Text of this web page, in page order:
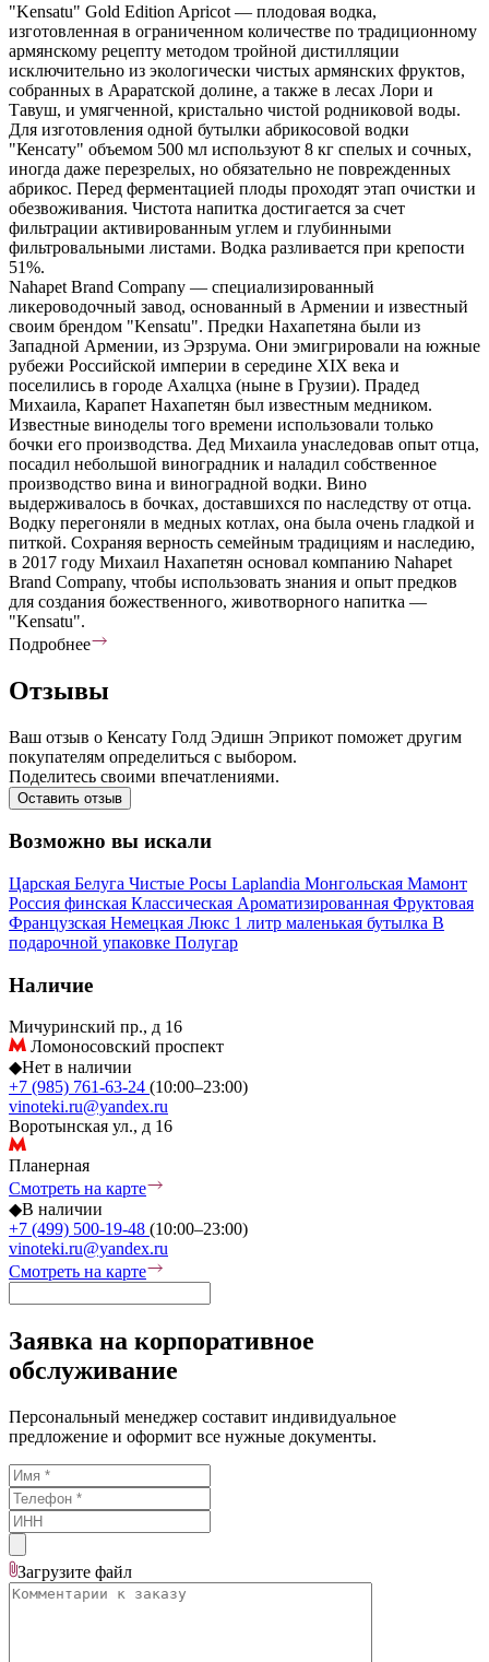
"Kensatu" Gold Edition Apricot — плодовая водка,
изготовленная в ограниченном количестве по традиционному
армянскому рецепту методом тройной дистилляции
исключительно из экологически чистых армянских фруктов,
собранных в Араратской долине, а также в лесах Лори и
Тавуш, и умягченной, кристально чистой родниковой воды.
Для изготовления одной бутылки абрикосовой водки
"Кенсату" объемом 500 мл используют 8 кг спелых и сочных,
иногда даже перезрелых, но обязательно не поврежденных
абрикос. Перед ферментацией плоды проходят этап очистки и
обезвоживания. Чистота напитка достигается за счет
фильтрации активированным углем и глубинными
фильтровальными листами. Водка разливается при крепости
51%.
Nahapet Brand Company — специализированный
ликероводочный завод, основанный в Армении и известный
своим брендом "Kensatu". Предки Нахапетяна были из
Западной Армении, из Эрзрума. Они эмигрировали на южные
рубежи Российской империи в середине XIX века и
поселились в городе Ахалцха (ныне в Грузии). Прадед
Михаила, Карапет Нахапетян был известным медником.
Известные виноделы того времени использовали только
бочки его производства. Дед Михаила унаследовав опыт отца,
посадил небольшой виноградник и наладил собственное
производство вина и виноградной водки. Вино
выдерживалось в бочках, доставшихся по наследству от отца.
Водку перегоняли в медных котлах, она была очень гладкой и
питкой. Сохраняя верность семейным традициям и наследию,
в 2017 году Михаил Нахапетян основал компанию Nahapet
Brand Company, чтобы использовать знания и опыт предков
для создания божественного, животворного напитка —
"Kensatu".
Подробнее
Отзывы
Ваш отзыв о Кенсату Голд Эдишн Эприкот поможет другим
покупателям определиться с выбором.
Поделитесь своими впечатлениями.
Оставить отзыв
Возможно вы искали
Царская Белуга Чистые Росы Laplandia Монгольская Мамонт
Россия финская Классическая Ароматизированная Фруктовая
Французская Немецкая Люкс 1 литр маленькая бутылка В
подарочной упаковке Полугар
Наличие
Мичуринский пр., д 16
Ломоносовский проспект
◆Нет в наличии
+7 (985) 761-63-24 (10:00–23:00)
vinoteki.ru@yandex.ru
Воротынская ул., д 16
Планерная
Смотреть на карте
◆В наличии
+7 (499) 500-19-48 (10:00–23:00)
vinoteki.ru@yandex.ru
Смотреть на карте
Заявка на корпоративное
обслуживание
Персональный менеджер составит индивидуальное
предложение и оформит все нужные документы.
Загрузите файл